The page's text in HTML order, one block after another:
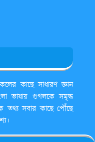
কাছে সাধারণ জ্ঞান
ভাষায় গুগলকে সমৃদ্ধ
তথ্য সবার কাছে পৌঁছে